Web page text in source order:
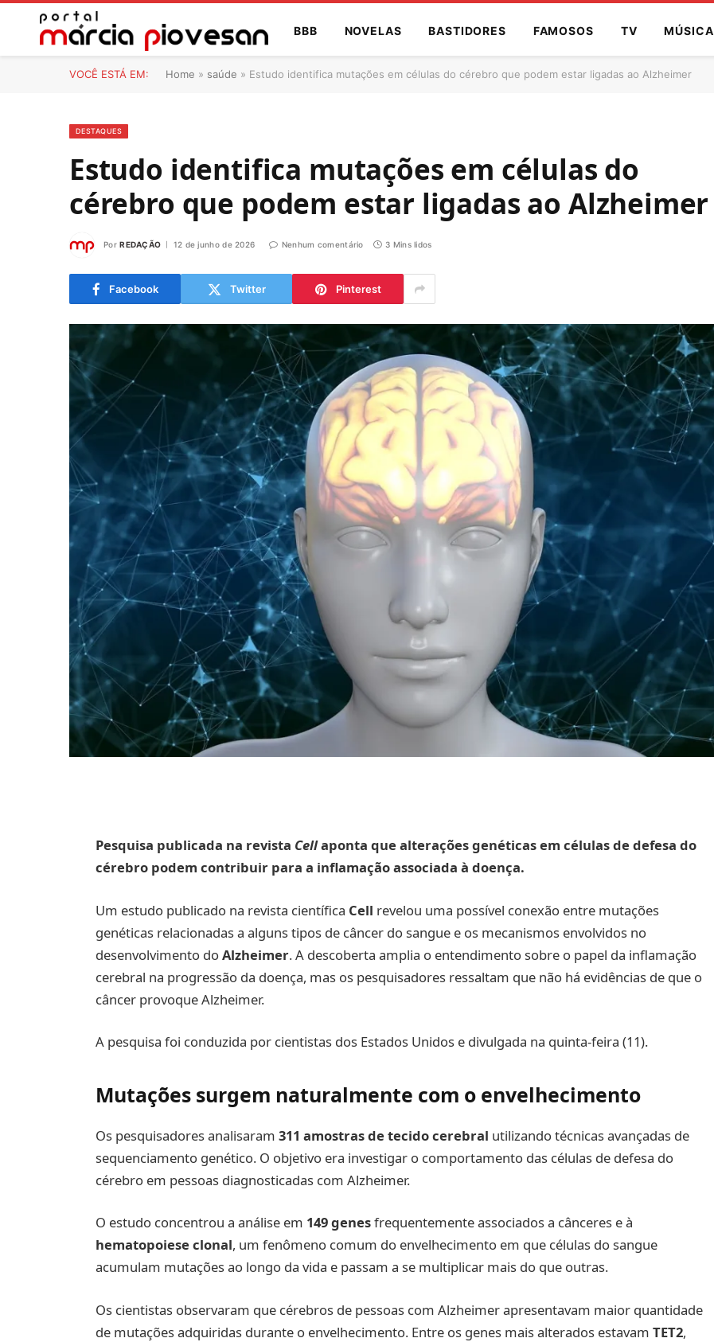
BBB NOVELAS BASTIDORES FAMOSOS TV MÚSICA
VOCÊ ESTÁ EM: Home » saúde » Estudo identifica mutações em células do cérebro que podem estar ligadas ao Alzheimer
DESTAQUES
Estudo identifica mutações em células do
cérebro que podem estar ligadas ao Alzheimer
Por REDAÇÃO 12 de junho de 2026 Nenhum comentário 3 Mins lidos
Facebook Twitter Pinterest
Pesquisa publicada na revista Cellaponta que alterações genéticas em células de defesa do
cérebro podem contribuir para a inflamação associada à doença.
Um estudo publicado na revista científica Cell revelou uma possível conexão entre mutações
genéticas relacionadas a alguns tipos de câncer do sangue e os mecanismos envolvidos no
desenvolvimento doAlzheimer. A descoberta amplia o entendimento sobre o papel da inflamação
cerebral na progressão da doença, mas os pesquisadores ressaltam que não há evidências de que o
câncer provoque Alzheimer.
A pesquisa foi conduzida por cientistas dos Estados Unidos e divulgada na quinta-feira (11).
Mutações surgem naturalmente com o envelhecimento
Os pesquisadores analisaram 311 amostras de tecido cerebral utilizando técnicas avançadas de
sequenciamento genético. O objetivo era investigar o comportamento das células de defesa do
cérebro em pessoas diagnosticadas com Alzheimer.
O estudo concentrou a análise em 149 genesfrequentemente associados a cânceres e à
hematopoiese clonal, um fenômeno comum do envelhecimento em que células do sangue
acumulam mutações ao longo da vida e passam a se multiplicar mais do que outras.
Os cientistas observaram que cérebros de pessoas com Alzheimer apresentavam maior quantidade
de mutações adquiridas durante o envelhecimento. Entre os genes mais alterados estavam TET2,